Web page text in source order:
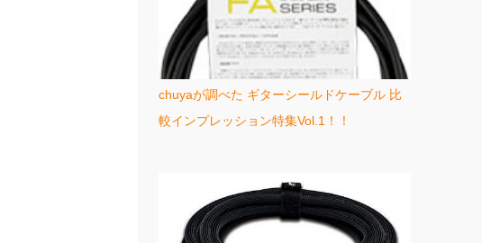
chuyaが調べた ギターシールドケーブル 比
較インプレッション特集Vol.1！！